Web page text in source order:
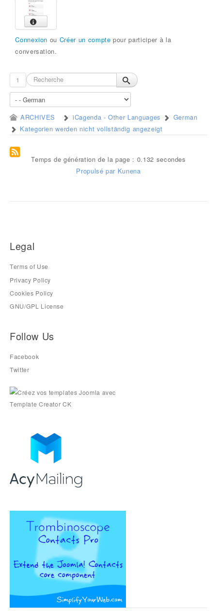
Connexion ou Créer un compte pour participer à la
conversation.
1
ARCHIVES iCagenda - Other Languages
German
Kategorien werden nicht vollständig angezeigt
Temps de génération de la page : 0.132 secondes
Propulsé par Kunena
Legal
Terms of Use
Privacy Policy
Cookies Policy
GNU/GPL License
Follow Us
Facebook
Twitter